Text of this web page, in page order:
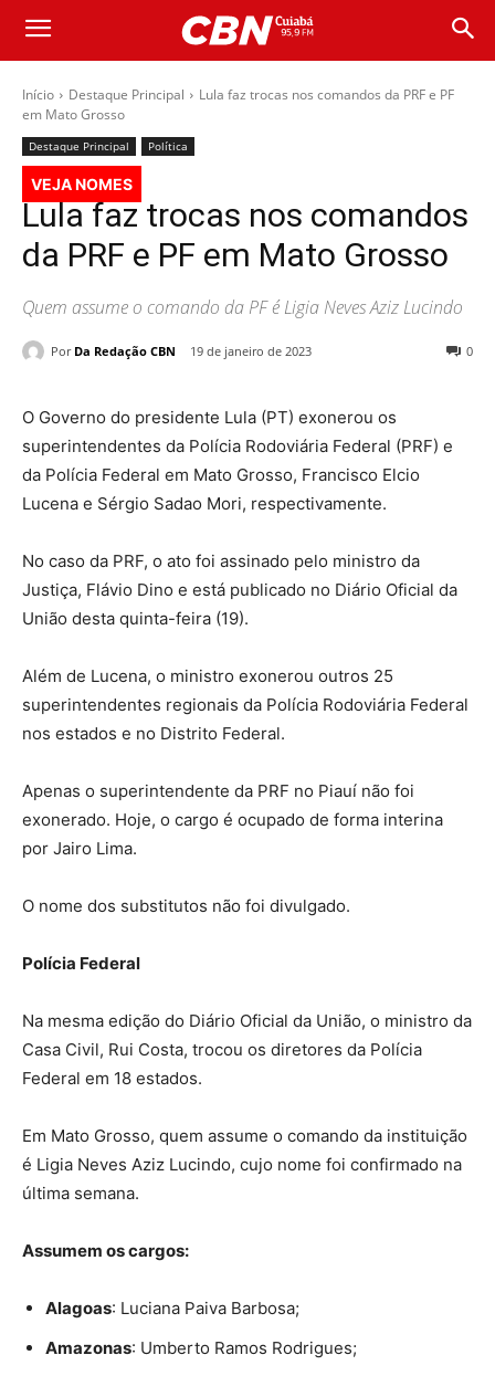
Início Destaque Principal
Lula faz trocas nos comandos da PRF e PF
em Mato Grosso
Destaque Principal Política
VEJA NOMES
Lula faz trocas nos comandos
da PRF e PF em Mato Grosso
Quem assume o comando da PF é Ligia Neves Aziz Lucindo
Por Da Redação CBN 19 de janeiro de 2023 0
O Governo do presidente Lula (PT) exonerou os
superintendentes da Polícia Rodoviária Federal (PRF) e
da Polícia Federal em Mato Grosso, Francisco Elcio
Lucena e Sérgio Sadao Mori, respectivamente.
No caso da PRF, o ato foi assinado pelo ministro da
Justiça, Flávio Dino e está publicado no Diário Oficial da
União desta quinta-feira (19).
Além de Lucena, o ministro exonerou outros 25
superintendentes regionais da Polícia Rodoviária Federal
nos estados e no Distrito Federal.
Apenas o superintendente da PRF no Piauí não foi
exonerado. Hoje, o cargo é ocupado de forma interina
por Jairo Lima.
O nome dos substitutos não foi divulgado.
Polícia Federal
Na mesma edição do Diário Oficial da União, o ministro da
Casa Civil, Rui Costa, trocou os diretores da Polícia
Federal em 18 estados.
Em Mato Grosso, quem assume o comando da instituição
é Ligia Neves Aziz Lucindo, cujo nome foi confirmado na
última semana.
Assumem os cargos:
Alagoas: Luciana Paiva Barbosa;
Amazonas: Umberto Ramos Rodrigues;